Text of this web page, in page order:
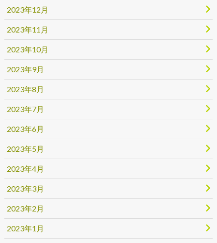
2023年12月
2023年11月
2023年10月
2023年9月
2023年8月
2023年7月
2023年6月
2023年5月
2023年4月
2023年3月
2023年2月
2023年1月